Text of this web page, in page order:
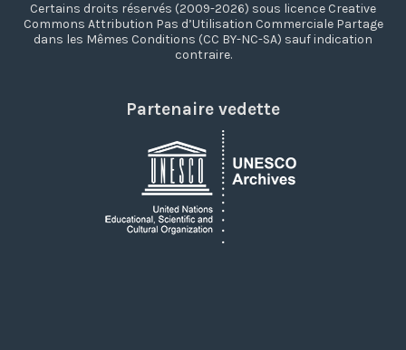
Certains droits réservés (2009-2026) sous licence Creative
Commons Attribution Pas d’Utilisation Commerciale Partage
dans les Mêmes Conditions (CC BY-NC-SA) sauf indication
contraire.
Partenaire vedette